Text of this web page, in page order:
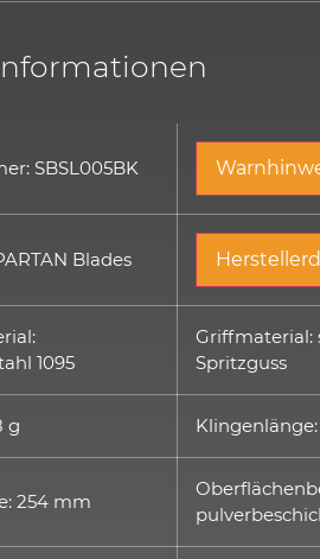
SBSL005BK
Blades
1095
Griffmaterial:
Spritzguss
g
254 mm